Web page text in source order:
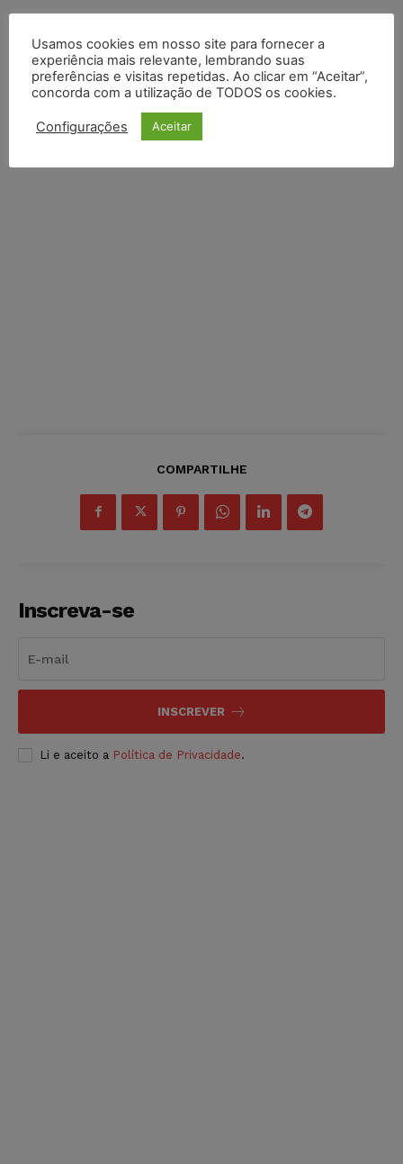
Default Comments (0) Facebook Comments Disqus Comments
COMPARTILHE
Inscreva-se
INSCREVER
Li e aceito a Política de Privacidade.
Usamos cookies em nosso site para fornecer a
experiência mais relevante, lembrando suas
preferências e visitas repetidas. Ao clicar em “Aceitar”,
concorda com a utilização de TODOS os cookies.
Configurações Aceitar